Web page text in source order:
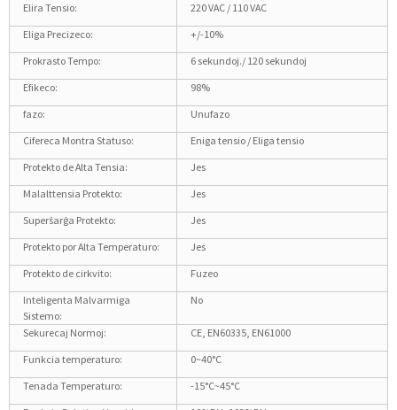
Elira Tensio:
220 VAC / 110 VAC
Eliga Precizeco:
+/-10%
Prokrasto Tempo:
6 sekundoj./ 120 sekundoj
Efikeco:
98%
fazo:
Unufazo
Cifereca Montra Statuso:
Eniga tensio / Eliga tensio
Protekto de Alta Tensia:
Jes
Malalttensia Protekto:
Jes
Superŝarĝa Protekto:
Jes
Protekto por Alta Temperaturo:
Jes
Protekto de cirkvito:
Fuzeo
Inteligenta Malvarmiga
Sistemo:
No
Sekurecaj Normoj:
CE, EN60335, EN61000
Funkcia temperaturo:
0~40°C
Tenada Temperaturo:
-15°C~45°C